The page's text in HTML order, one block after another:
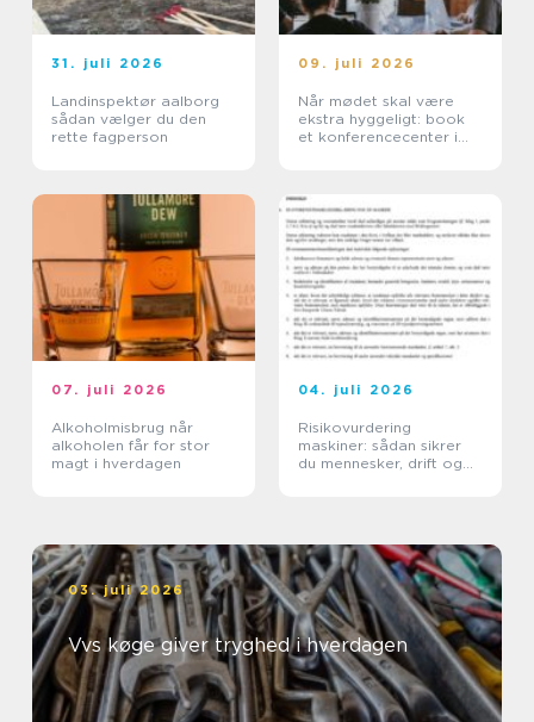
31. juli 2026
Landinspektør aalborg
sådan vælger du den
rette fagperson
09. juli 2026
Når mødet skal være
ekstra hyggeligt: book
et konferencecenter i
07. juli 2026
Alkoholmisbrug når
alkoholen får for stor
magt i hverdagen
04. juli 2026
Risikovurdering
maskiner: sådan sikrer
du mennesker, drift og
03. juli 2026
Vvs køge giver tryghed i hverdagen